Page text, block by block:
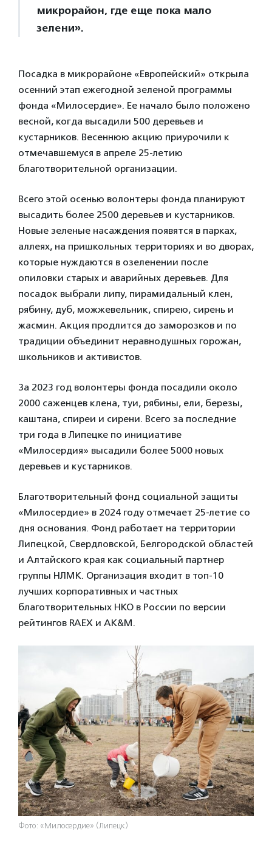
микрорайон, где еще пока мало
зелени».
Посадка в микрорайоне «Европейский» открыла
осенний этап ежегодной зеленой программы
фонда «Милосердие». Ее начало было положено
весной, когда высадили 500 деревьев и
кустарников. Весеннюю акцию приурочили к
отмечавшемуся в апреле 25-летию
благотворительной организации.
Всего этой осенью волонтеры фонда планируют
высадить более 2500 деревьев и кустарников.
Новые зеленые насаждения появятся в парках,
аллеях, на пришкольных территориях и во дворах,
которые нуждаются в озеленении после
опиловки старых и аварийных деревьев. Для
посадок выбрали липу, пирамидальный клен,
рябину, дуб, можжевельник, спирею, сирень и
жасмин. Акция продлится до заморозков и по
традиции объединит неравнодушных горожан,
школьников и активистов.
За 2023 год волонтеры фонда посадили около
2000 саженцев клена, туи, рябины, ели, березы,
каштана, спиреи и сирени. Всего за последние
три года в Липецке по инициативе
«Милосердия» высадили более 5000 новых
деревьев и кустарников.
Благотворительный фонд социальной защиты
«Милосердие» в 2024 году отмечает 25-летие со
дня основания. Фонд работает на территории
Липецкой, Свердловской, Белгородской областей
и Алтайского края как социальный партнер
группы НЛМК. Организация входит в топ-10
лучших корпоративных и частных
благотворительных НКО в России по версии
рейтингов RAEX и AK&M.
Фото: «Милосердие» (Липецк)